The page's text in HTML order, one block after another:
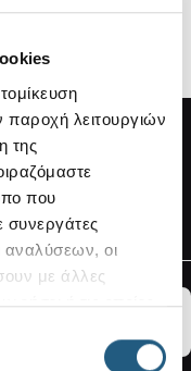
παροχή λειτουργιών
της
που
συνεργάτες
αναλύσεων, οι
με άλλες
ή τις οποίες